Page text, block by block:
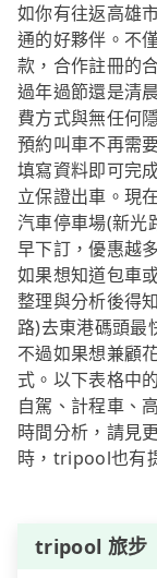
如你有往返高雄
通的好夥伴。不
款，合作註冊的
過年過節還是清
費方式與無任何
預約叫車不再需
填寫資料即可完
立保證出車。現
汽車停車場(新光
早下訂，優惠越
如果想知道包車
整理與分析後得
路)去東港碼頭最
不過如果想兼顧
式。以下表格中
自駕、計程車、
時間分析，請見
時，tripool也有
tripool 旅步